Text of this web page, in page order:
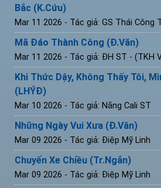
Bắc (K.Cứu)
Mar 11 2026 - Tác giả: GS Thái Công
Mã Đáo Thành Công (Đ.Văn)
Mar 11 2026 - Tác giả: ĐH ST - (TKH
Khi Thức Dậy, Không Thấy Tôi,
(LHÝĐ)
Mar 10 2026 - Tác giả: Nắng Cali ST
Những Ngày Vui Xưa (Đ.Văn)
Mar 09 2026 - Tác giả: Điệp Mỹ Linh
Chuyến Xe Chiều (Tr.Ngắn)
Mar 09 2026 - Tác giả: Điệp Mỹ Linh